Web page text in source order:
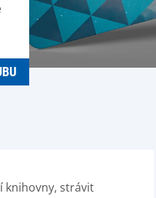
knihovny, strávit